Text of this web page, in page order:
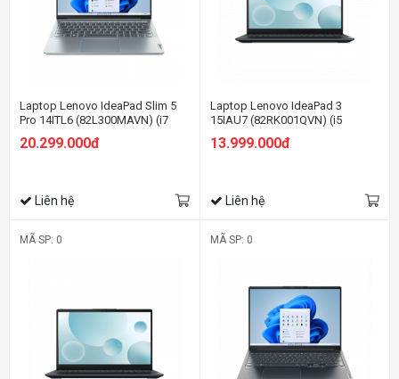
Laptop Lenovo IdeaPad Slim 5
Pro 14ITL6 (82L300MAVN) (i7
1195G7/16GB RAM/512GB
SSD/14 2.2K/Win11/Xám)
20.299.000đ
Liên hệ
Laptop Lenovo IdeaPad 3
15IAU7 (82RK001QVN) (i5
1235U/8GB RAM/512GB
SSD/15.6 FHD/Win11/Xanh)
13.999.000đ
Liên hệ
MÃ SP: 0 MÃ SP: 0